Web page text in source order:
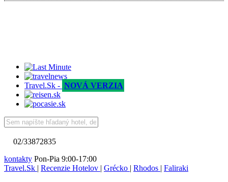
Travel.Sk - NOVÁ VERZIA
02/33872835
kontakty Pon-Pia 9:00-17:00
Travel.Sk | Recenzie Hotelov | Grécko | Rhodos | Faliraki